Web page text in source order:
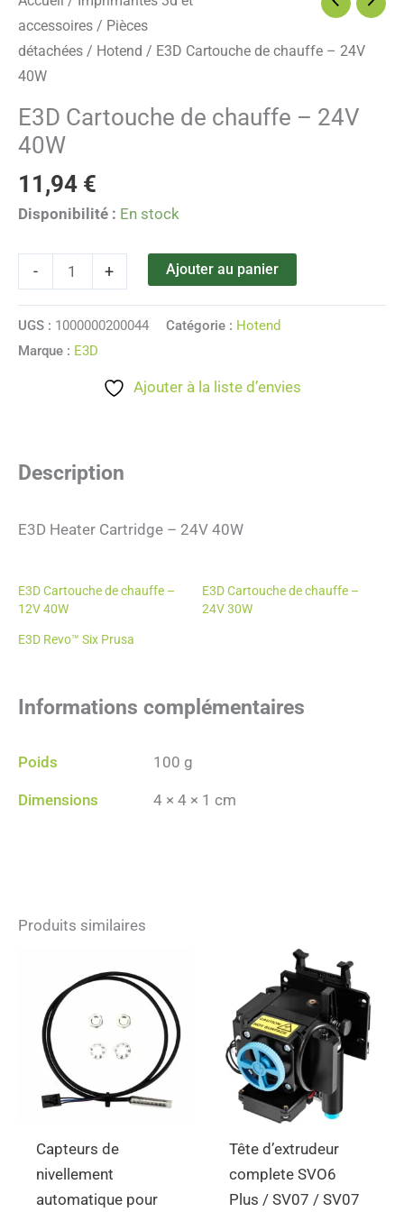
accessoires / Pièces
détachées / Hotend / E3D Cartouche de chauffe – 24V
40W
E3D Cartouche de chauffe – 24V
40W
11,94 €
Disponibilité : En stock
-
40W
+ Ajouter au panier
UGS : 1000000200044 Catégorie : Hotend
Marque : E3D
Ajouter à la liste d’envies
Description
E3D Heater Cartridge – 24V 40W
E3D Cartouche de chauffe –
12V 40W
E3D Cartouche de chauffe –
24V 30W
E3D Revo™ Six Prusa
Informations complémentaires
Poids 100 g
Dimensions 4 × 4 × 1 cm
Produits similaires
Capteurs de
nivellement
automatique pour
Tête d’extrudeur
complete SVO6
Plus / SV07 / SV07